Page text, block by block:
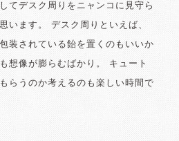
てデスク周りをニャンコに見守ら
います。 デスク周りといえば、
装されている飴を置くのもいいか
想像が膨らむばかり。 キュート
らうのか考えるのも楽しい時間で